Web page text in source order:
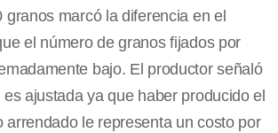
granos marcó la diferencia en el
el número de granos fijados por
bajo. El productor señaló
ajustada ya que haber producido el
arrendado le representa un costo por